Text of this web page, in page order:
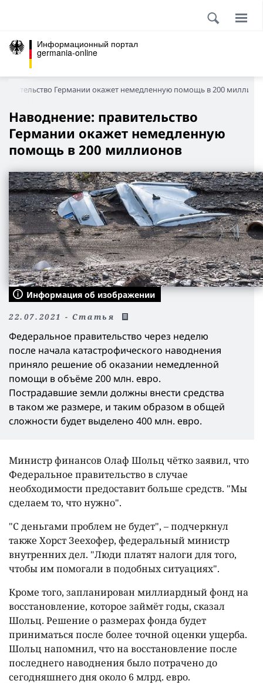
Информационный портал
germania-online
Германии окажет немедленную помощь в 200
Наводнение: правительство
Германии окажет немедленную
помощь в 200 миллионов
Информация об изображении
22.07.2021 - Статья
Федеральное правительство через неделю
после начала катастрофического наводнения
приняло решение об оказании немедленной
помощи в объёме 200 млн. евро.
Пострадавшие земли должны внести средства
в таком же размере, и таким образом в общей
сложности будет выделено 400 млн. евро.
Министр финансов Олаф Шольц чётко заявил, что
Федеральное правительство в случае
необходимости предоставит больше средств. "Мы
сделаем то, что нужно".
"С деньгами проблем не будет", – подчеркнул
также Хорст Зеехофер, федеральный министр
внутренних дел. "Люди платят налоги для того,
чтобы им помогали в подобных ситуациях".
Кроме того, запланирован миллиардный фонд на
восстановление, которое займёт годы, сказал
Шольц. Решение о размерах фонда будет
приниматься после более точной оценки ущерба.
Шольц напомнил, что на восстановление после
последнего наводнения было потрачено до
сегодняшнего дня около 6 млрд. евро.